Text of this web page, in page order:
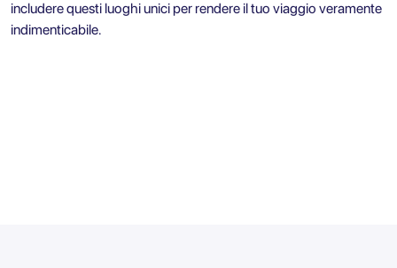
includere questi luoghi unici per rendere il tuo viaggio veramente
indimenticabile.